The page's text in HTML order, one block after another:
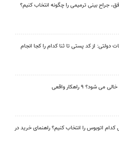
جراح بینی ترمیمی را چگونه انتخاب کنیم؟
دولتی: از کد پستی تا ثنا کدام را کجا انجام
شود؟ ۹ راهکار واقعی
کدام اتوبوس را انتخاب کنیم؟ راهنمای خرید در